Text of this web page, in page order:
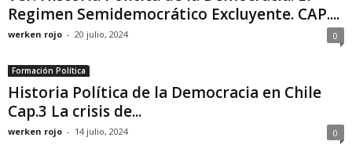
Regimen Semidemocrático Excluyente. CAP....
werken rojo - 20 julio, 2024 0
Formación Política
Historia Política de la Democracia en Chile
Cap.3 La crisis de...
werken rojo - 14 julio, 2024 0